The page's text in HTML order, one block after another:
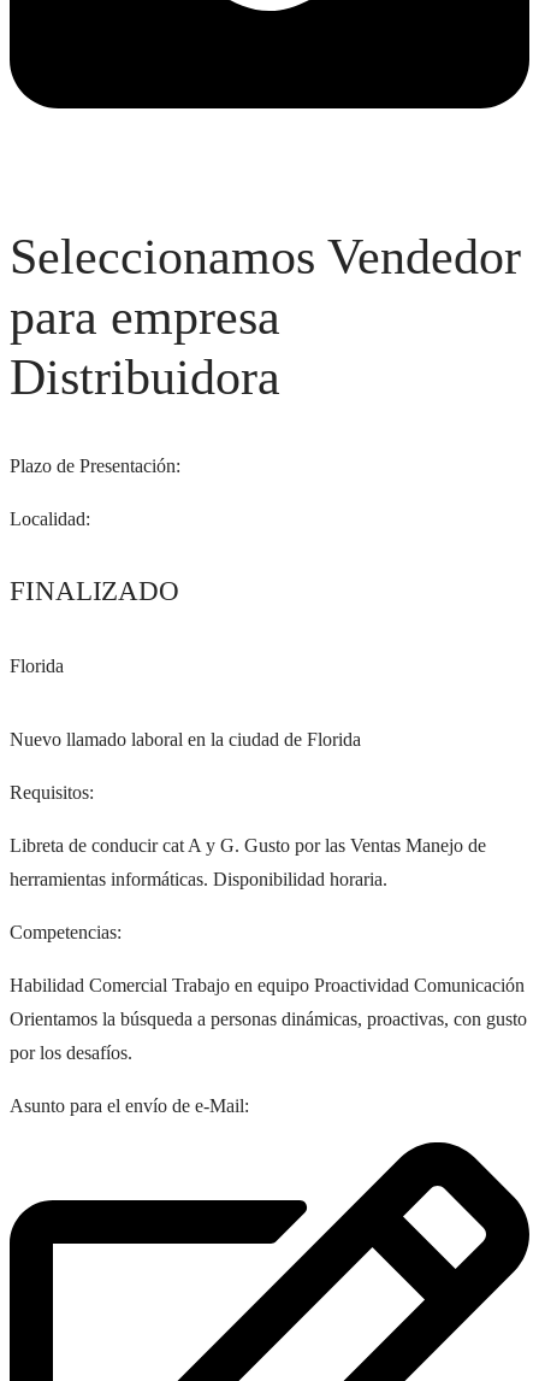
Seleccionamos Vendedor
para empresa
Distribuidora
Plazo de Presentación:
Localidad:
FINALIZADO
Florida
Nuevo llamado laboral en la ciudad de Florida
Requisitos:
Libreta de conducir cat A y G. Gusto por las Ventas Manejo de
herramientas informáticas. Disponibilidad horaria.
Competencias:
Habilidad Comercial Trabajo en equipo Proactividad Comunicación
Orientamos la búsqueda a personas dinámicas, proactivas, con gusto
por los desafíos.
Asunto para el envío de e-Mail: